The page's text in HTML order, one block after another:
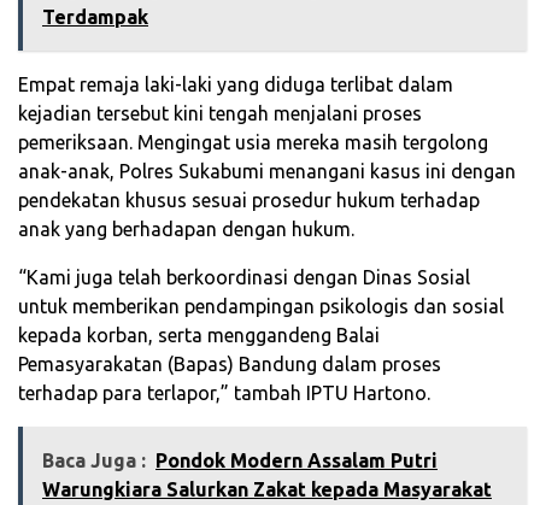
Terdampak
Empat remaja laki-laki yang diduga terlibat dalam
kejadian tersebut kini tengah menjalani proses
pemeriksaan. Mengingat usia mereka masih tergolong
anak-anak, Polres Sukabumi menangani kasus ini dengan
pendekatan khusus sesuai prosedur hukum terhadap
anak yang berhadapan dengan hukum.
“Kami juga telah berkoordinasi dengan Dinas Sosial
untuk memberikan pendampingan psikologis dan sosial
kepada korban, serta menggandeng Balai
Pemasyarakatan (Bapas) Bandung dalam proses
terhadap para terlapor,” tambah IPTU Hartono.
Baca Juga : Pondok Modern Assalam Putri
Warungkiara Salurkan Zakat kepada Masyarakat